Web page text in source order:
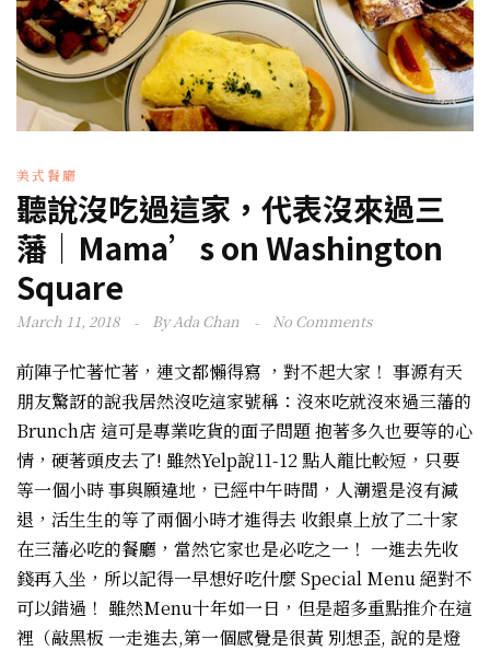
美式餐廳
聽說沒吃過這家，代表沒來過三
藩｜Mama’s on Washington
Square
March 11, 2018 ByAda Chan No Comments
前陣子忙著忙著，連文都懶得寫 ，對不起大家！ 事源有天
朋友驚訝的說我居然沒吃這家號稱：沒來吃就沒來過三藩的
Brunch店 這可是專業吃貨的面子問題 抱著多久也要等的心
情，硬著頭皮去了! 雖然Yelp說11-12 點人龍比較短，只要
等一個小時 事與願違地，已經中午時間，人潮還是沒有減
退，活生生的等了兩個小時才進得去 收銀桌上放了二十家
在三藩必吃的餐廳，當然它家也是必吃之一！ 一進去先收
錢再入坐，所以記得一早想好吃什麼 Special Menu 絕對不
可以錯過！ 雖然Menu十年如一日，但是超多重點推介在這
裡（敲黑板 一走進去,第一個感覺是很黃 別想歪, 說的是燈